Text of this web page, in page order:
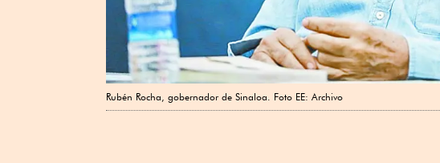
Rubén Rocha, gobernador de Sinaloa. Foto EE: Archivo